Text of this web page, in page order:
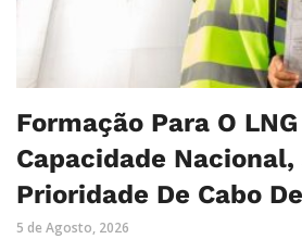
Formação Para O
Capacidade Nacional,
Prioridade De Cabo
5 de Agosto, 2026